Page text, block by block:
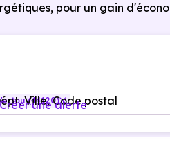
pour un gain
Ville, Code postal
(44120)
Créer une alerte